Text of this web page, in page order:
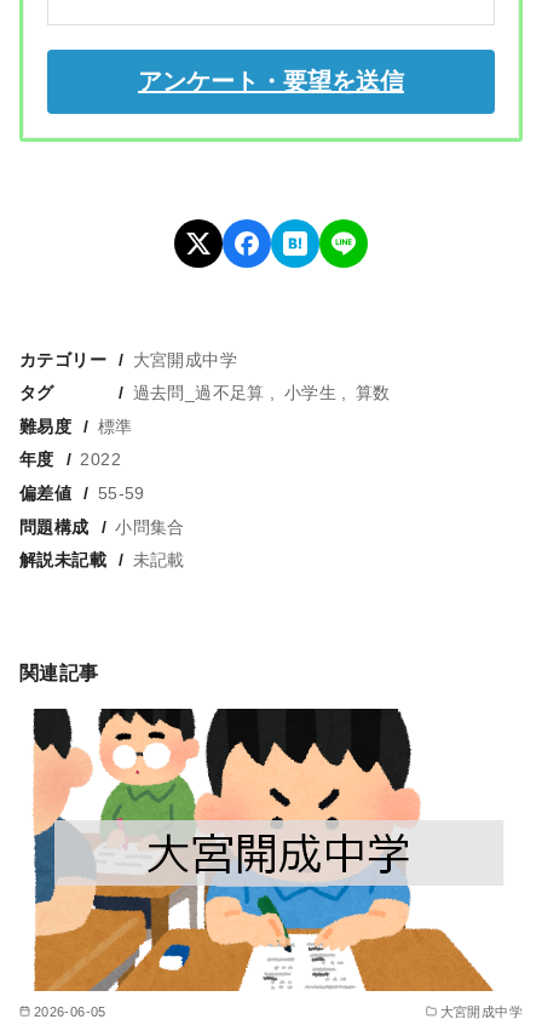
カテゴリー
大宮開成中学
タグ
過去問_過不足算 小学生
算数
難易度
標準
年度
2022
偏差値
55-59
問題構成
小問集合
解説未記載
未記載
関連記事
2026-06-05 大宮開成中学